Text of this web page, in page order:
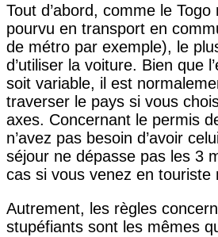
Tout d’abord, comme le Togo
pourvu en transport en
de métro par exemple), le
d’utiliser la voiture. Bien que
soit variable, il est
traverser le pays si vous
axes. Concernant le permis
n’avez pas besoin d’avoir
séjour ne dépasse pas les 3
cas si vous venez en touriste
Autrement, les règles
stupéfiants sont les mêmes